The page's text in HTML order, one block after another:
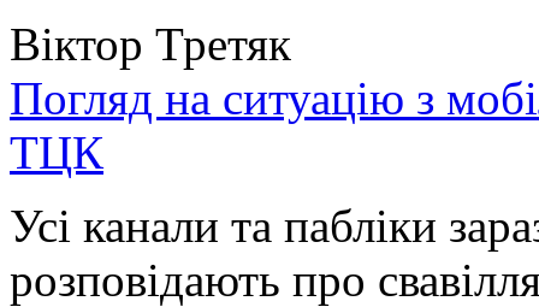
Віктор Третяк
Погляд на ситуацію з
ТЦК
Усі канали та пабліки
розповідають про